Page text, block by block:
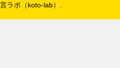
ラボ（koto-lab）.